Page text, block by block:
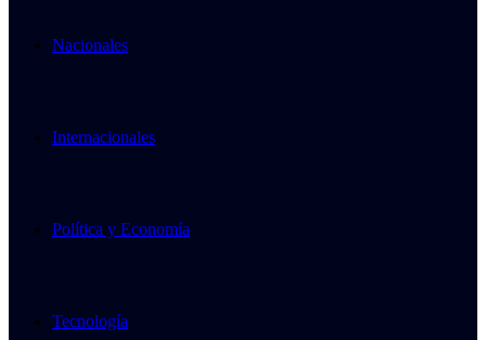
Nacionales
Internacionales
Política y Economía
Tecnología